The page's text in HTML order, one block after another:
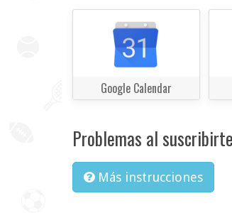
Google Calendar
Problemas al
Más instrucciones